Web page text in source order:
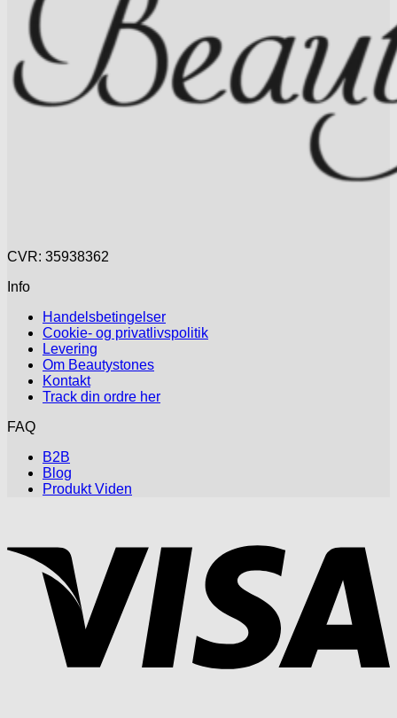
CVR: 35938362
Info
Handelsbetingelser
Cookie- og privatlivspolitik
Levering
Om Beautystones
Kontakt
Track din ordre her
FAQ
B2B
Blog
Produkt Viden